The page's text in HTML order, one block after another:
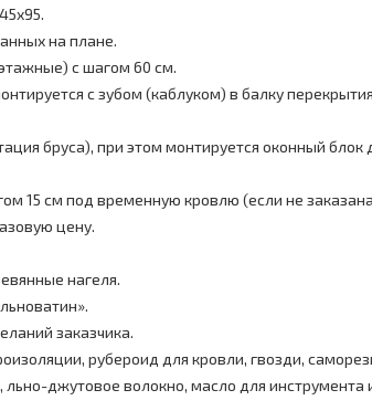
на плане.
с шагом 60 см.
с зубом (каблуком) в балку
бруса), при этом монтируется оконный блок
15 см под временную кровлю (если не
цену.
нагеля.
заказчика.
рубероид для кровли, гвозди,
джутовое волокно, масло для инструмента